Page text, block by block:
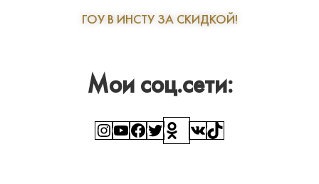
ГОУ В ИНСТУ ЗА СКИДКОЙ!
Мои соц.сети:
Instagram
YouTube
Facebook
TwitterСсылкаВКонтакте
TikTok